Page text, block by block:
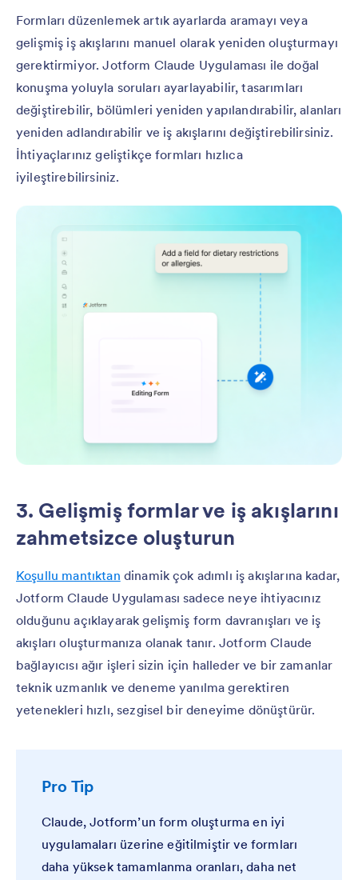
Formları düzenlemek artık ayarlarda aramayı veya
gelişmiş iş akışlarını manuel olarak yeniden oluşturmayı
gerektirmiyor. Jotform Claude Uygulaması ile doğal
konuşma yoluyla soruları ayarlayabilir, tasarımları
değiştirebilir, bölümleri yeniden yapılandırabilir, alanları
yeniden adlandırabilir ve iş akışlarını değiştirebilirsiniz.
İhtiyaçlarınız geliştikçe formları hızlıca
iyileştirebilirsiniz.
3. Gelişmiş formlar ve iş akışlarını
zahmetsizce oluşturun
Koşullu mantıktan dinamik çok adımlı iş akışlarına kadar,
Jotform Claude Uygulaması sadece neye ihtiyacınız
olduğunu açıklayarak gelişmiş form davranışları ve iş
akışları oluşturmanıza olanak tanır. Jotform Claude
bağlayıcısı ağır işleri sizin için halleder ve bir zamanlar
teknik uzmanlık ve deneme yanılma gerektiren
yetenekleri hızlı, sezgisel bir deneyime dönüştürür.
Pro Tip
Claude, Jotform’un form oluşturma en iyi
uygulamaları üzerine eğitilmiştir ve formları
daha yüksek tamamlanma oranları, daha net